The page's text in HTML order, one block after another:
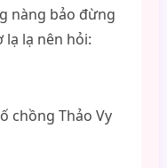
nàng bảo đừng
lạ lạ nên hỏi:
chồng Thảo Vy